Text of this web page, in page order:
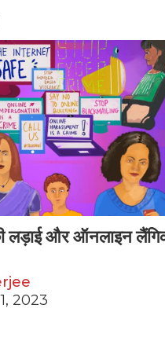
लड़ाई और ऑनलाइन
2023